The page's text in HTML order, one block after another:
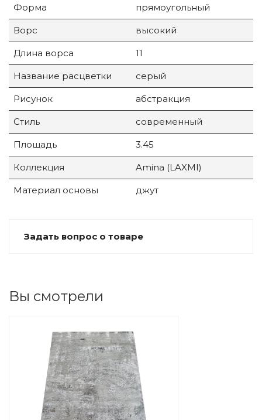
Форма прямоугольный
Ворс высокий
Длина ворса 11
Название расцветки серый
Рисунок абстракция
Стиль современный
Площадь 3.45
Коллекция Amina (LAXMI)
Материал основы джут
Задать вопрос о товаре
Вы смотрели